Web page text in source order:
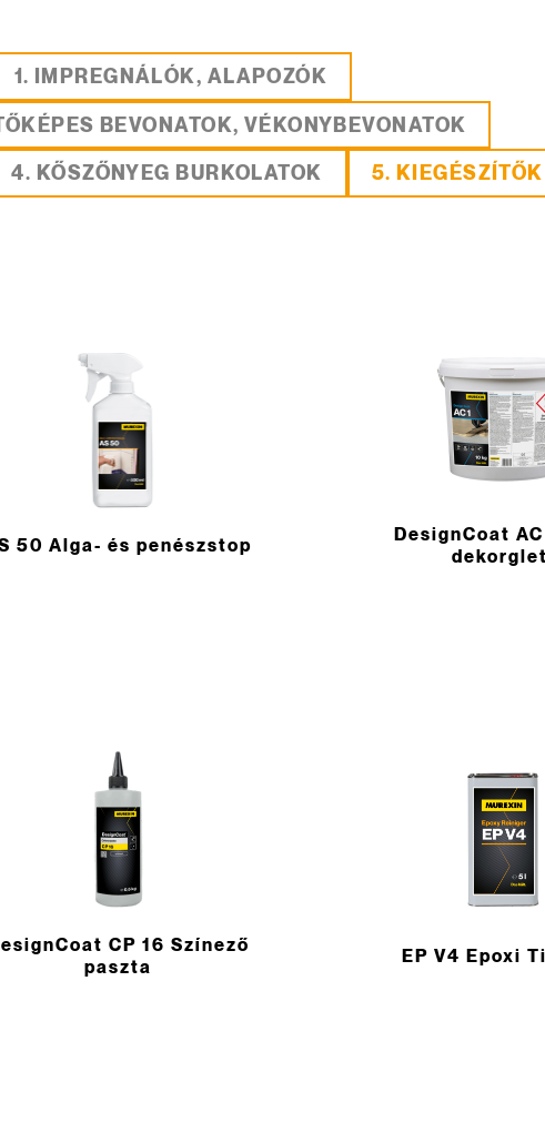
1. IMPREGNÁLÓK, ALAPOZÓK
BEVONATOK, VÉKONYBEVONATOK
4. KŐSZŐNYEG BURKOLATOK 5. KIEGÉSZÍTŐK
50 Alga- és penészstop
DesignCoat
CP 16 Színező
paszta
EP V4 Epoxi